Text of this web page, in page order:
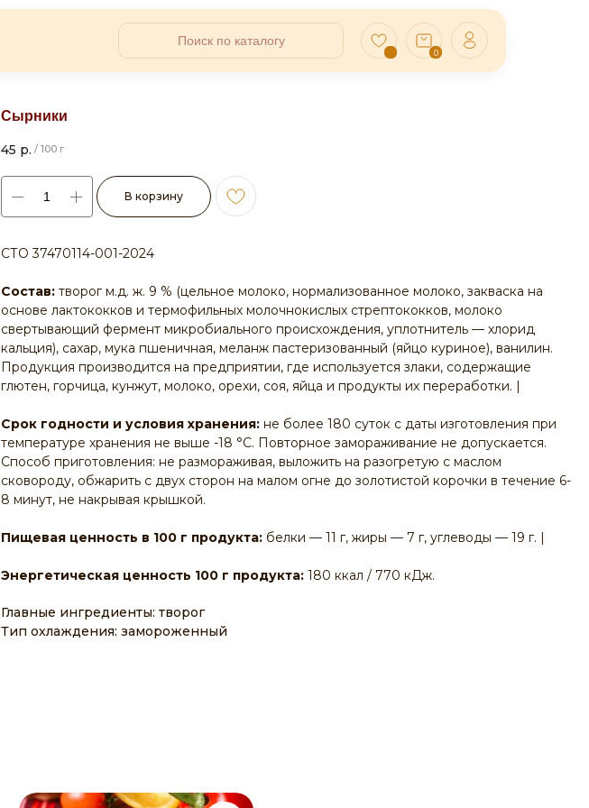
0
Сырники
45 р. / 100 г
В корзину
СТО 37470114-001-2024
Состав: творог м.д. ж. 9 % (цельное молоко, нормализованное молоко, закваска на
основе лактококков и термофильных молочнокислых стрептококков, молоко
свертывающий фермент микробиального происхождения, уплотнитель — хлорид
кальция), сахар, мука пшеничная, меланж пастеризованный (яйцо куриное), ванилин.
Продукция производится на предприятии, где используется злаки, содержащие
глютен, горчица, кунжут, молоко, орехи, соя, яйца и продукты их переработки. |
Срок годности и условия хранения: не более 180 суток с даты изготовления при
температуре хранения не выше -18 °C. Повторное замораживание не допускается.
Способ приготовления: не размораживая, выложить на разогретую с маслом
сковороду, обжарить с двух сторон на малом огне до золотистой корочки в течение 6-
8 минут, не накрывая крышкой.
Пищевая ценность в 100 г продукта: белки — 11 г, жиры — 7 г, углеводы — 19 г. |
Энергетическая ценность 100 г продукта: 180 ккал / 770 кДж.
Главные ингредиенты: творог
Тип охлаждения: замороженный